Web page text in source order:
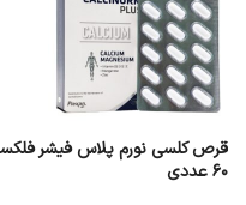
قرص کلسی نورم پلاس فیشر
60 عددی